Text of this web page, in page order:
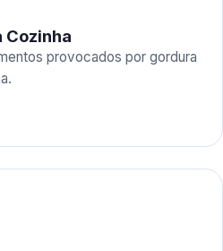
Cozinha
provocados por gordura